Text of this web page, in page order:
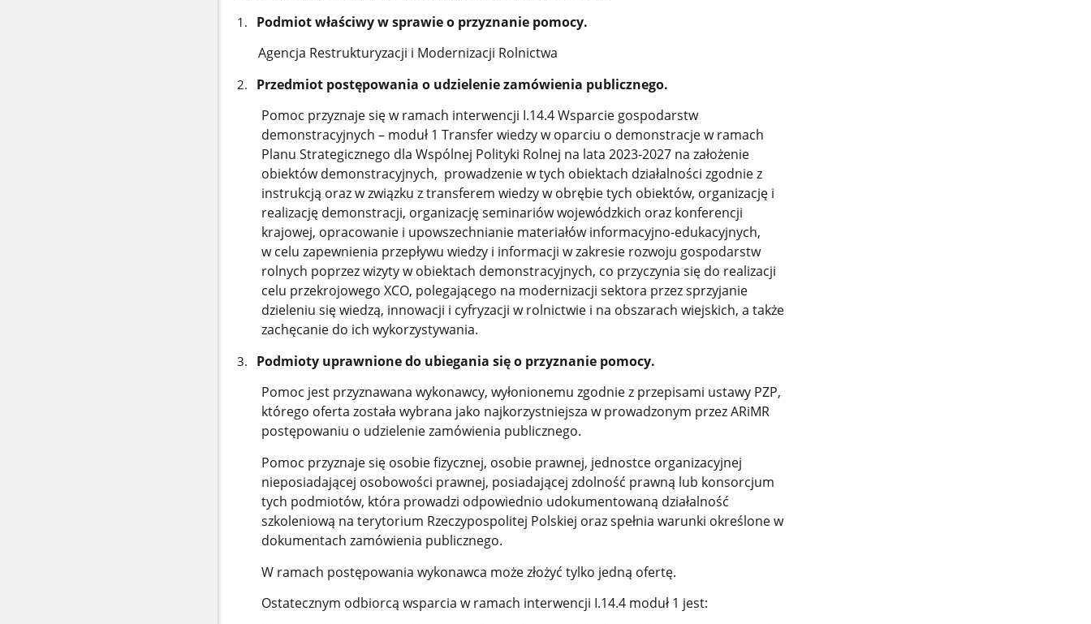
Podmiot właściwy w sprawie o przyznanie pomocy.
Agencja Restrukturyzacji i Modernizacji Rolnictwa
Przedmiot postępowania o udzielenie zamówienia publicznego.
Pomoc przyznaje się w ramach interwencji I.14.4 Wsparcie gospodarstw
demonstracyjnych – moduł 1 Transfer wiedzy w oparciu o demonstracje w ramach
Planu Strategicznego dla Wspólnej Polityki Rolnej na lata 2023-2027 na założenie
obiektów demonstracyjnych, prowadzenie w tych obiektach działalności zgodnie z
instrukcją oraz w związku z transferem wiedzy w obrębie tych obiektów, organizację i
realizację demonstracji, organizację seminariów wojewódzkich oraz konferencji
krajowej, opracowanie i upowszechnianie materiałów informacyjno-edukacyjnych,
w celu zapewnienia przepływu wiedzy i informacji w zakresie rozwoju gospodarstw
rolnych poprzez wizyty w obiektach demonstracyjnych, co przyczynia się do realizacji
celu przekrojowego XCO, polegającego na modernizacji sektora przez sprzyjanie
dzieleniu się wiedzą, innowacji i cyfryzacji w rolnictwie i na obszarach wiejskich, a także
zachęcanie do ich wykorzystywania.
Podmioty uprawnione do ubiegania się o przyznanie pomocy.
Pomoc jest przyznawana wykonawcy, wyłonionemu zgodnie z przepisami ustawy PZP,
którego oferta została wybrana jako najkorzystniejsza w prowadzonym przez ARiMR
postępowaniu o udzielenie zamówienia publicznego.
Pomoc przyznaje się osobie fizycznej, osobie prawnej, jednostce organizacyjnej
nieposiadającej osobowości prawnej, posiadającej zdolność prawną lub konsorcjum
tych podmiotów, która prowadzi odpowiednio udokumentowaną działalność
szkoleniową na terytorium Rzeczypospolitej Polskiej oraz spełnia warunki określone w
dokumentach zamówienia publicznego.
W ramach postępowania wykonawca może złożyć tylko jedną ofertę.
Ostatecznym odbiorcą wsparcia w ramach interwencji I.14.4 moduł 1 jest: